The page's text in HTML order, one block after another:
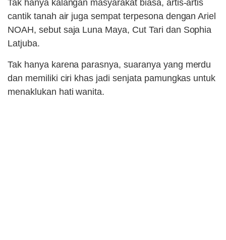
Tak hanya kalangan masyarakat biasa, artis-artis
cantik tanah air juga sempat terpesona dengan Ariel
NOAH, sebut saja Luna Maya, Cut Tari dan Sophia
Latjuba.
Tak hanya karena parasnya, suaranya yang merdu
dan memiliki ciri khas jadi senjata pamungkas untuk
menaklukan hati wanita.